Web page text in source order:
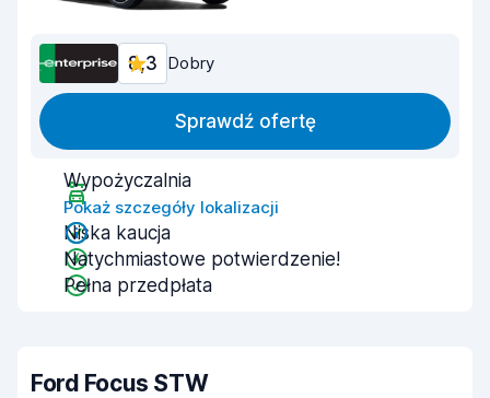
8,3 Dobry
Sprawdź ofertę
Wypożyczalnia
Pokaż szczegóły lokalizacji
Niska kaucja
Natychmiastowe potwierdzenie!
Pełna przedpłata
Ford Focus STW